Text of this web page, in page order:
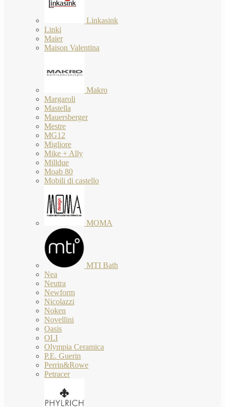
Linkasink
Linki
Maier
Maison Valentina
Makro
Margaroli
Mastella
Mauersberger
Mestre
MG12
Migliore
Mike + Ally
Milldue
Moab 80
Mobili di castello
MOMA
MTI Bath
Nea
Neutra
Newform
Nicolazzi
Noken
Novellini
Oasis
OLI
Olympia Ceramica
P.E. Guerin
Perrin&Rowe
Petracer